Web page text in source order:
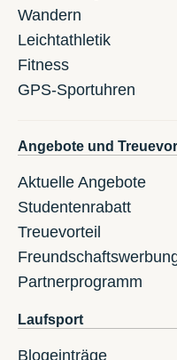
Wandern
Leichtathletik
Fitness
GPS-Sportuhren
Angebote und
Aktuelle Angebote
Studentenrabatt
Treuevorteil
Partnerprogramm
Laufsport
Blogeinträge